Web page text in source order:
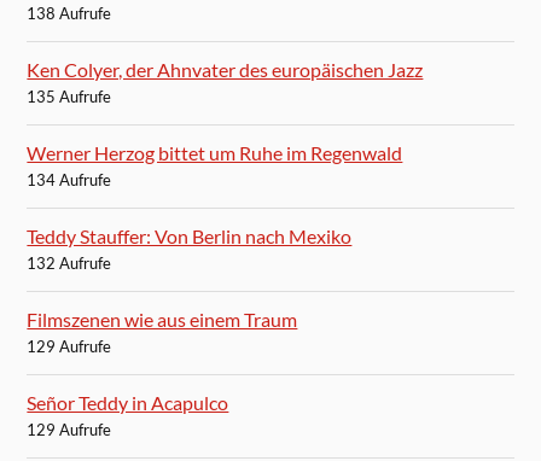
138 Aufrufe
Ken Colyer, der Ahnvater des europäischen Jazz
135 Aufrufe
Werner Herzog bittet um Ruhe im Regenwald
134 Aufrufe
Teddy Stauffer: Von Berlin nach Mexiko
132 Aufrufe
Filmszenen wie aus einem Traum
129 Aufrufe
Señor Teddy in Acapulco
129 Aufrufe